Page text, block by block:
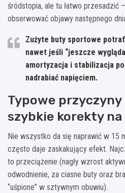
śródstopia, ale tu łatwo przesadzić
obserwować objawy następnego
Zużyte buty sportowe
nawet jeśli “jeszcze
amortyzacja i stabilizacja
nadrabiać napięciem.
Typowe
szybkie korekty na
Nie wszystko da się naprawić w 15
często daje zaskakujący efekt.
to przeciążenie (nagły wzrost
odwodnienie, za ciasne buty oraz
“uśpione” w sztywnym obuwiu).